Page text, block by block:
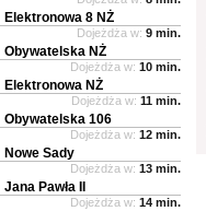
Elektronowa 8 NŻ
Dojeżdża w: 9 min.
Obywatelska NŻ
Dojeżdża w: 10 min.
Elektronowa NŻ
Dojeżdża w: 11 min.
Obywatelska 106
Dojeżdża w: 12 min.
Nowe Sady
Dojeżdża w: 13 min.
Jana Pawła II
Dojeżdża w: 14 min.